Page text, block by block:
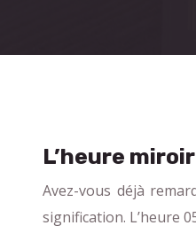
L’heure
Avez-vous déjà
signification. L’heure